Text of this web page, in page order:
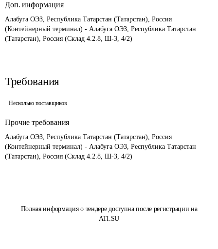
Полная информация о тендере доступна после регистрации на
ATI.SU
Доп. информация
Алабуга ОЭЗ, Республика Татарстан (Татарстан), Россия
(Контейнерный терминал) - Алабуга ОЭЗ, Республика Татарстан
(Татарстан), Россия (Склад 4.2.8, Ш-3, 4/2)
Требования
Несколько поставщиков
Прочие требования
Алабуга ОЭЗ, Республика Татарстан (Татарстан), Россия
(Контейнерный терминал) - Алабуга ОЭЗ, Республика Татарстан
(Татарстан), Россия (Склад 4.2.8, Ш-3, 4/2)